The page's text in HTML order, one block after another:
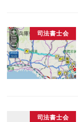
司法書士会
司法書士会